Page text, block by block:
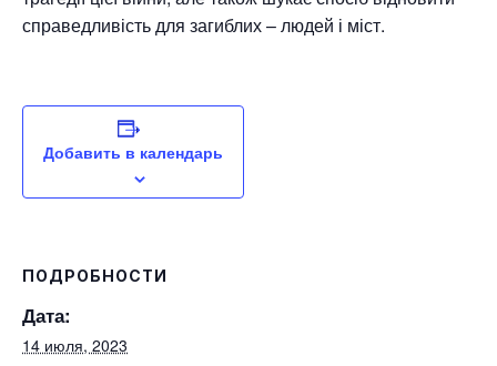
справедливість для загиблих – людей і міст.
Добавить в календарь
ПОДРОБНОСТИ
Дата:
14 июля, 2023